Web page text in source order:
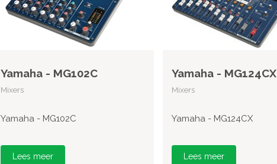
Yamaha - MG102C
Mixers
Yamaha - MG102C
Lees meer
Yamaha - MG124CX
Mixers
Yamaha - MG124CX
Lees meer